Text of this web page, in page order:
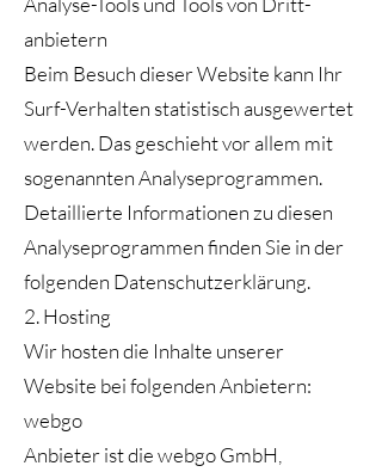
anbietern
Beim Besuch dieser Website kann Ihr
Surf-Verhalten statistisch ausgewertet
werden. Das geschieht vor allem mit
sogenannten Analyseprogrammen.
Detaillierte Informationen zu diesen
Analyseprogrammen finden Sie in der
folgenden Datenschutzerklärung.
2. Hosting
Wir hosten die Inhalte unserer
Website bei folgenden Anbietern:
webgo
Anbieter ist die webgo GmbH,